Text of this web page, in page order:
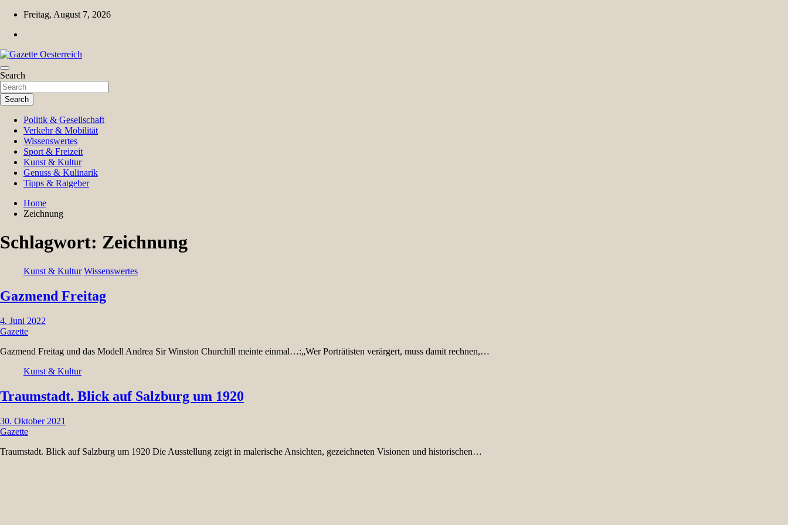
Skip
content
Freitag, August 7, 2026
Gazette Oesterreich
Magazin für Freizeit, Politik, Kultur & Wissenschaft
Search
Search
Politik & Gesellschaft
Verkehr & Mobilität
Wissenswertes
Sport & Freizeit
Kunst & Kultur
Genuss & Kulinarik
Tipps & Ratgeber
Home
Zeichnung
Schlagwort: Zeichnung
Kunst & Kultur Wissenswertes
Gazmend Freitag
4. Juni 2022
Gazette
Gazmend Freitag und das Modell Andrea Sir Winston Churchill meinte einmal…:„Wer Porträtisten verärgert, muss damit rechnen,…
Kunst & Kultur
Traumstadt. Blick auf Salzburg um 1920
30. Oktober 2021
Gazette
Traumstadt. Blick auf Salzburg um 1920 Die Ausstellung zeigt in malerische Ansichten, gezeichneten Visionen und historischen…